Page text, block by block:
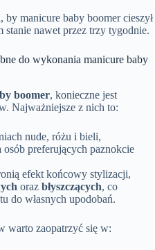
by manicure baby boomer cieszył
stanie nawet przez trzy tygodnie.
do wykonania manicure baby
boomer, konieczne jest
Najważniejsze z nich to:
nude, różu i bieli,
osób preferujących paznokcie
efekt końcowy stylizacji,
oraz błyszczących, co
do własnych upodobań.
warto zaopatrzyć się w: